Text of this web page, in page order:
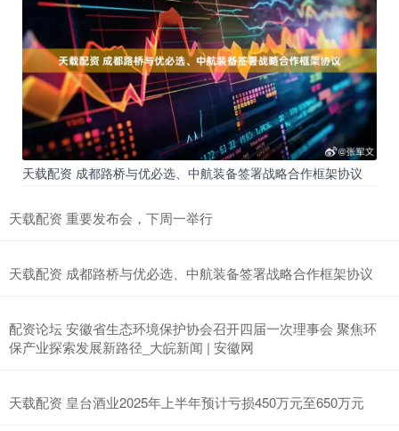
天载配资 成都路桥与优必选、中航装备签署战略合作框架协议
天载配资 重要发布会，下周一举行
天载配资 成都路桥与优必选、中航装备签署战略合作框架协议
配资论坛 安徽省生态环境保护协会召开四届一次理事会 聚焦环
保产业探索发展新路径_大皖新闻 | 安徽网
天载配资 皇台酒业2025年上半年预计亏损450万元至650万元